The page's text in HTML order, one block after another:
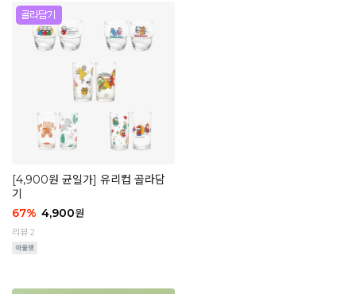
[4,900원 균일가] 유리컵 골라담
기
67% 4,900원
리뷰 2